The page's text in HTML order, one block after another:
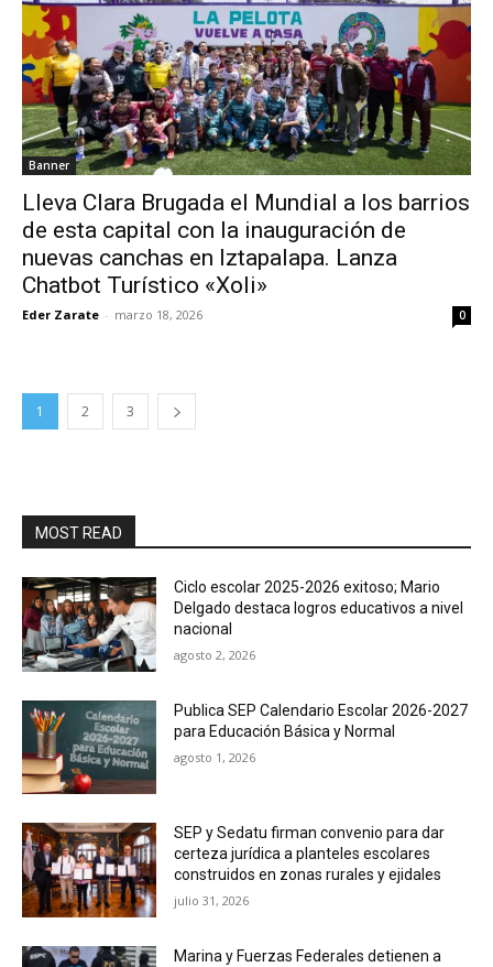
Banner
Lleva Clara Brugada el Mundial a los barrios
de esta capital con la inauguración de
nuevas canchas en Iztapalapa. Lanza
Chatbot Turístico «Xoli»
Eder Zarate - marzo 18, 2026 0
1 2 3
MOST READ
Ciclo escolar 2025-2026 exitoso; Mario
Delgado destaca logros educativos a nivel
nacional
agosto 2, 2026
Publica SEP Calendario Escolar 2026-2027
para Educación Básica y Normal
agosto 1, 2026
SEP y Sedatu firman convenio para dar
certeza jurídica a planteles escolares
construidos en zonas rurales y ejidales
julio 31, 2026
Marina y Fuerzas Federales detienen a